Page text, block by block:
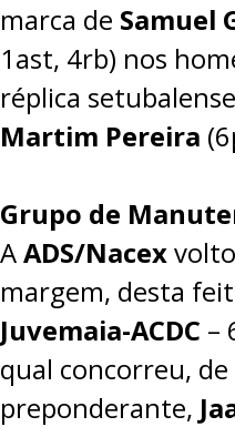
marca de Samuel
1ast, 4rb) nos
réplica
Martim Pereira
Grupo de
AADS/Nacex
margem, desta
Juvemaia-ACDC –
qual concorreu,
preponderante,